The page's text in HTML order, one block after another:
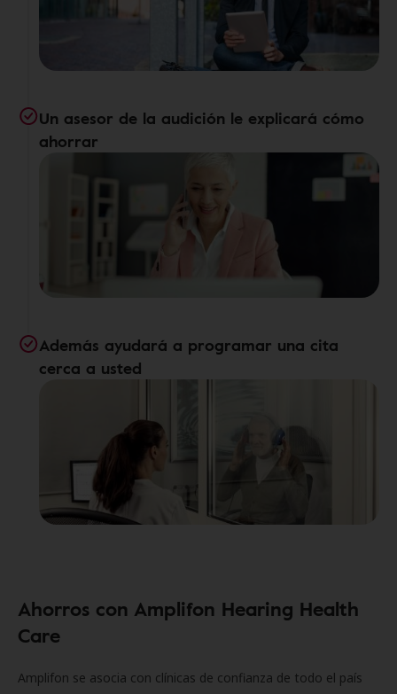
Un asesor de la audición le explicará cómo
ahorrar
Además ayudará a programar una cita
cerca a usted
Ahorros con Amplifon Hearing Health
Care
Amplifon se asocia con clínicas de confianza de todo el país